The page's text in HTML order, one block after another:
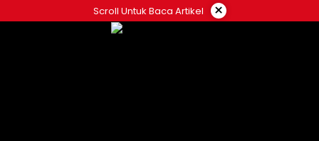
ke
Scroll Untuk Baca Artikel ×